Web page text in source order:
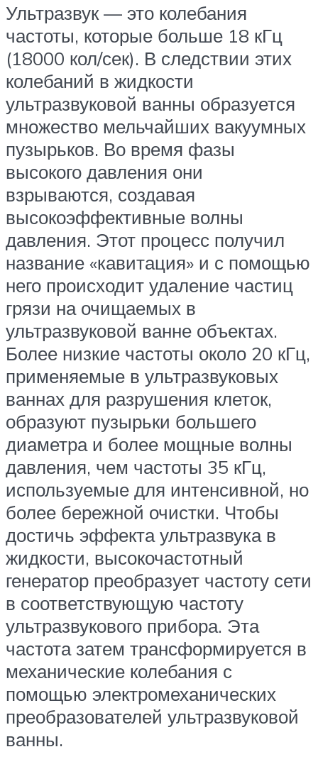
Ультразвук — это колебания
частоты, которые больше 18 кГц
(18000 кол/сек). В следствии этих
колебаний в жидкости
ультразвуковой ванны образуется
множество мельчайших вакуумных
пузырьков. Во время фазы
высокого давления они
взрываются, создавая
высокоэффективные волны
давления. Этот процесс получил
название «кавитация» и с помощью
него происходит удаление частиц
грязи на очищаемых в
ультразвуковой ванне объектах.
Более низкие частоты около 20 кГц,
применяемые в ультразвуковых
ваннах для разрушения клеток,
образуют пузырьки большего
диаметра и более мощные волны
давления, чем частоты 35 кГц,
используемые для интенсивной, но
более бережной очистки. Чтобы
достичь эффекта ультразвука в
жидкости, высокочастотный
генератор преобразует частоту сети
в соответствующую частоту
ультразвукового прибора. Эта
частота затем трансформируется в
механические колебания с
помощью электромеханических
преобразователей ультразвуковой
ванны.